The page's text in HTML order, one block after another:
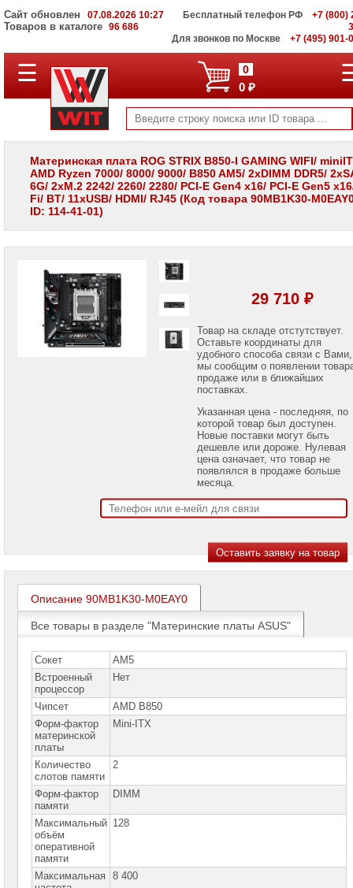
Сайт обновлен 07.08.2026 10:27
Товаров в каталоге 96 686
Бесплатный телефон РФ
+7 (800)
Для звонков по Москве
+7 (495) 901-
ПОЛНЫЙ
КАТАЛОГ
Корпоративные
серверы
WIT
Системы
хранения
данных
WIT
панели
Проекторы
лампы
плоттеры
Серверы
Brand
сетевое
оборудование
Активное
сетевое
оборудование
СХД
системы
хранения
данных
Компоненты
компьютеров
Платформы
малого
размера
☰ 0
0 ₽
Материнская плата ROG STRIX B850-I GAMING WIFI/
AMD Ryzen 7000/ 8000/ 9000/ B850 AM5/ 2xDIMM DDR5/
6G/ 2xM.2 2242/ 2260/ 2280/ PCI-E Gen4 x16/ PCI-E Gen5
Fi/ BT/ 11xUSB/ HDMI/ RJ45 (Код товара 90MB1K30-
ID: 114-41-01)
29 710 ₽
Товар на складе отстутствует.
Оставьте координаты для
удобного способа связи с Вами,
мы сообщим о появлении
продаже или в ближайших
поставках.
Указанная цена - последняя, по
которой товар был доступен.
Новые поставки могут быть
дешевле или дороже. Нулевая
цена означает, что товар не
появлялся в продаже больше
месяца.
Описание 90MB1K30-M0EAY0
Все товары в разделе "Материнские платы ASUS"
Сокет
AM5
Встроенный
процессор
Нет
Чипсет
AMD B850
Форм-фактор
материнской
платы
Mini-ITX
Количество
слотов памяти
2
Форм-фактор
памяти
DIMM
Максимальный
объём
оперативной
памяти
128
Максимальная
8 400